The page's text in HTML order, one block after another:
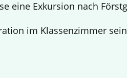
eine Exkursion nach
im Klassenzimmer